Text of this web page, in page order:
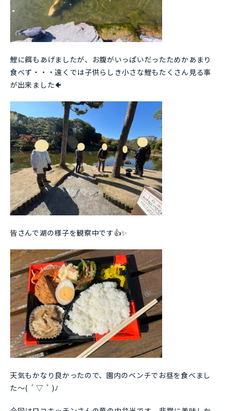
鯉に餌もあげましたが、お腹がいっぱいだったためかあまり
食べず・・・遠くでは子供らしき小さな鯉もたくさん見る事
が出来ました🐠
皆さんで湖の様子を観察中です👍✨
天気もかなり良かったので、園内のベンチでお昼を食べまし
た～( ´ ▽ ` )ﾉ